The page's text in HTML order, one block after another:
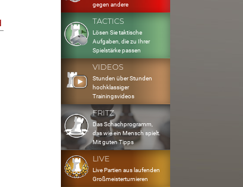
gegen andere
TACTICS
Lösen Sie taktische
Aufgaben, die zu Ihrer
Spielstärke passen
VIDEOS
Stunden über Stunden
hochklassiger
Trainingsvideos
FRITZ
Das Schachprogramm,
das wie ein Mensch spielt.
Mit guten Tipps
LIVE
Live Partien aus laufenden
Großmeisterturnieren